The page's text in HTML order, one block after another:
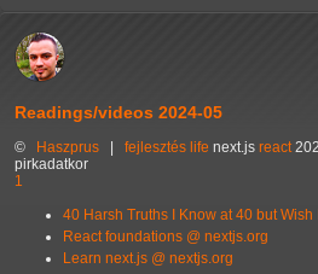
Readings/videos 2024-05
© Haszprus fejlesztés life next.js react
pirkadatkor
1
40 Harsh Truths I Know at 40 but Wish
React foundations @ nextjs.org
Learn next.js @ nextjs.org